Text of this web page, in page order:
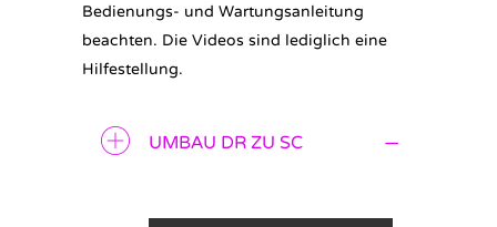
Bedienungs- und Wartungsanleitung
beachten. Die Videos sind lediglich eine
Hilfestellung.
UMBAU DR ZU SC